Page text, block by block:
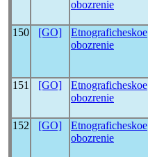
obozrenie
150
[GO]
Etnograficheskoe
obozrenie
151
[GO]
Etnograficheskoe
obozrenie
152
[GO]
Etnograficheskoe
obozrenie